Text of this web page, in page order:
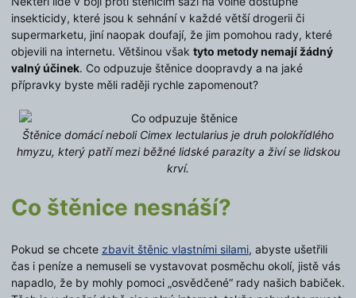
insekticidy, které jsou k sehnání v každé větší drogerii či
supermarketu, jiní naopak doufají, že jim pomohou rady, které
objevili na internetu. Většinou však tyto metody nemají žádný
valný účinek. Co odpuzuje štěnice doopravdy a na jaké
přípravky byste měli raději rychle zapomenout?
Štěnice domácí neboli Cimex lectularius je druh polokřídlého
hmyzu, který patří mezi běžné lidské parazity a živí se lidskou
krví.
Co štěnice nesnáší?
Pokud se chcete zbavit štěnic vlastními silami, abyste ušetřili
čas i peníze a nemuseli se vystavovat posměchu okolí, jistě vás
napadlo, že by mohly pomoci „osvědčené“ rady našich babiček.